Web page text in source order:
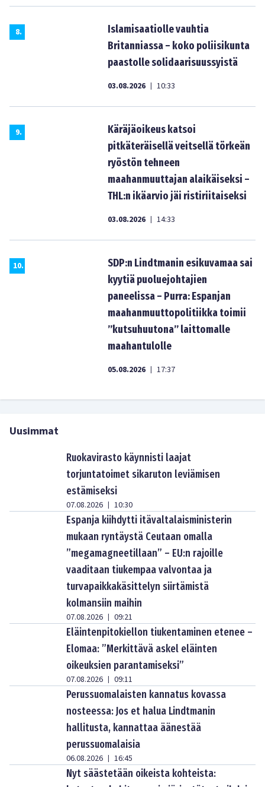
8.
Islamisaatiolle vauhtia
Britanniassa – koko poliisikunta
paastolle solidaarisuussyistä
03.08.2026 | 10:33
9.
Käräjäoikeus katsoi
pitkäteräisellä veitsellä törkeän
ryöstön tehneen
maahanmuuttajan alaikäiseksi –
THL:n ikäarvio jäi ristiriitaiseksi
03.08.2026 | 14:33
10.
SDP:n Lindtmanin esikuvamaa sai
kyytiä puoluejohtajien
paneelissa – Purra: Espanjan
maahanmuuttopolitiikka toimii
”kutsuhuutona” laittomalle
maahantulolle
05.08.2026 | 17:37
Uusimmat
Ruokavirasto käynnisti laajat
torjuntatoimet sikaruton leviämisen
estämiseksi
07.08.2026 | 10:30
Espanja kiihdytti itävaltalaisministerin
mukaan ryntäystä Ceutaan omalla
”megamagneetillaan” – EU:n rajoille
vaaditaan tiukempaa valvontaa ja
turvapaikkakäsittelyn siirtämistä
kolmansiin maihin
07.08.2026 | 09:21
Eläintenpitokiellon tiukentaminen etenee –
Elomaa: ”Merkittävä askel eläinten
oikeuksien parantamiseksi”
07.08.2026 | 09:11
Perussuomalaisten kannatus kovassa
nosteessa: Jos et halua Lindtmanin
hallitusta, kannattaa äänestää
perussuomalaisia
06.08.2026 | 16:45
Nyt säästetään oikeista kohteista: